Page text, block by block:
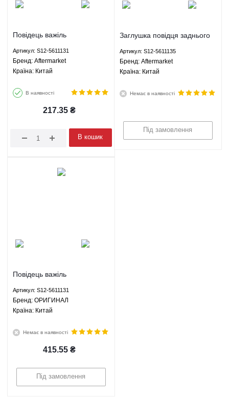
Повідець важіль
Кімо Chery Kimo - S12-
5611131 Aftermarket
Артикул: S12-5611131
Брeнд: Aftermarket
Країна: Китай
В наявності
217.35 ₴
В кошик
Заглушка повідця заднього
Kimo - S12-5611135
Aftermarket
Артикул: S12-5611135
Брeнд: Aftermarket
Країна: Китай
Немає в наявності
Під замовлення
Повідець важіль
Кімо Chery Kimo - S12-
5611131 ОРИГИНАЛ
Артикул: S12-5611131
Брeнд: ОРИГИНАЛ
Країна: Китай
Немає в наявності
415.55 ₴
Під замовлення